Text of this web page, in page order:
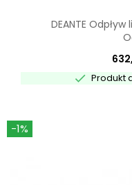
DEANTE
 Produkt
-1%